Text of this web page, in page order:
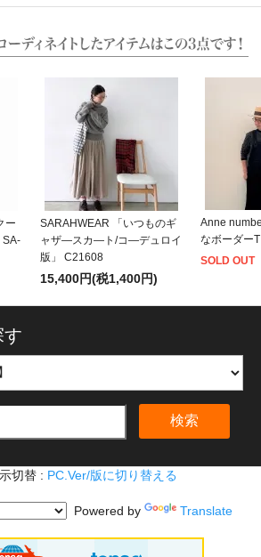
ー
SA-
SARAHWEAR 「いつものギ
ャザ―スカ―ト/コ―デュロイ
版」 C21608
15,400円(税1,400円)
Anne
なボーダー
SOLD OUT
す
検索
切替 : PC.Ver/版に切り替える
Powered by Translate